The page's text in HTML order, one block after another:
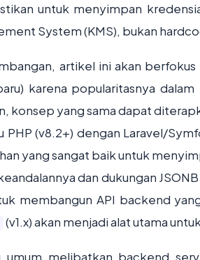
untuk menyimpan
System (KMS), bukan
artikel ini akan
karena popularitasnya
konsep yang sama dapat
PHP (v8.2+) dengan Laravel/
yang sangat baik untuk
dan dukungan
membangun API backend
(v1.x) akan menjadi alat utama
melibatkan backend